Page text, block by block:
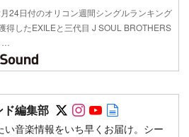
24日付のオリコン週間シングルランキング
得したEXILEと三代目 J SOUL BROTHERS
ド編集部 Follow on SNS
Follow on SNS
Follow on
い音楽情報をいち早くお届け。シー